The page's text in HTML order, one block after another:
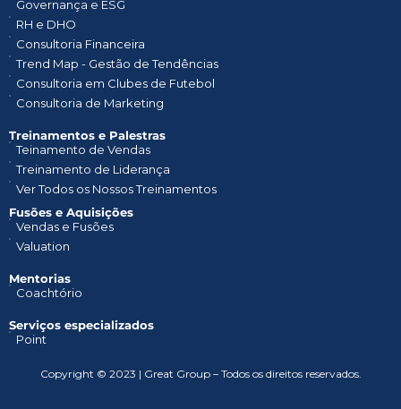
Governança e ESG
RH e DHO
Consultoria Financeira
Trend Map - Gestão de Tendências
Consultoria em Clubes de Futebol
Consultoria de Marketing
Treinamentos e Palestras​
Teinamento de Vendas
Treinamento de Liderança
Ver Todos os Nossos Treinamentos
Fusões e Aquisições
Vendas e Fusões
Valuation
Mentorias
Coachtório
Serviços especializados
Point
Copyright © 2023 | Great Group – Todos os direitos reservados.